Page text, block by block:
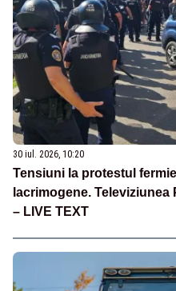
30 iul. 2026, 10:20
Tensiuni la protestul
lacrimogene.
– LIVE TEXT